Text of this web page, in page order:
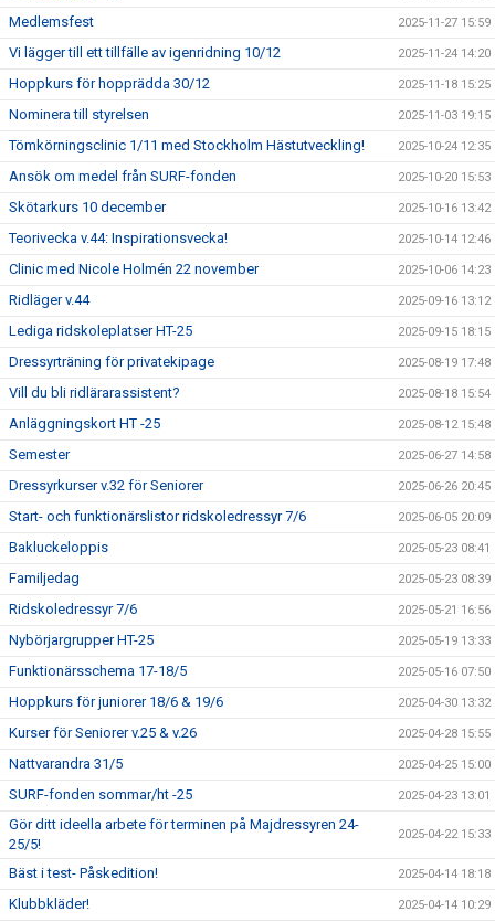
Medlemsfest 2025-11-27 15:59
Vi lägger till ett tillfälle av igenridning 10/12 2025-11-24 14:20
Hoppkurs för hopprädda 30/12 2025-11-18 15:25
Nominera till styrelsen 2025-11-03 19:15
Tömkörningsclinic 1/11 med Stockholm Hästutveckling! 2025-10-24 12:35
Ansök om medel från SURF-fonden 2025-10-20 15:53
Skötarkurs 10 december 2025-10-16 13:42
Teorivecka v.44: Inspirationsvecka! 2025-10-14 12:46
Clinic med Nicole Holmén 22 november 2025-10-06 14:23
Ridläger v.44 2025-09-16 13:12
Lediga ridskoleplatser HT-25 2025-09-15 18:15
Dressyrträning för privatekipage 2025-08-19 17:48
Vill du bli ridlärarassistent? 2025-08-18 15:54
Anläggningskort HT -25 2025-08-12 15:48
Semester 2025-06-27 14:58
Dressyrkurser v.32 för Seniorer 2025-06-26 20:45
Start- och funktionärslistor ridskoledressyr 7/6 2025-06-05 20:09
Bakluckeloppis 2025-05-23 08:41
Familjedag 2025-05-23 08:39
Ridskoledressyr 7/6 2025-05-21 16:56
Nybörjargrupper HT-25 2025-05-19 13:33
Funktionärsschema 17-18/5 2025-05-16 07:50
Hoppkurs för juniorer 18/6 & 19/6 2025-04-30 13:32
Kurser för Seniorer v.25 & v.26 2025-04-28 15:55
Nattvarandra 31/5 2025-04-25 15:00
SURF-fonden sommar/ht -25 2025-04-23 13:01
Gör ditt ideella arbete för terminen på Majdressyren 24-
25/5!
2025-04-22 15:33
Bäst i test- Påskedition! 2025-04-14 18:18
Klubbkläder! 2025-04-14 10:29